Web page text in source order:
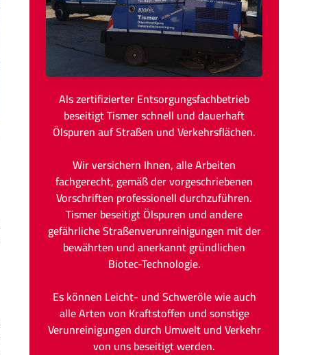
Als zertifizierter Entsorgungsfachbetrieb
beseitigt Tismer schnell und dauerhaft
Ölspuren auf Straßen und Verkehrsflächen.
Wir versichern Ihnen, alle Arbeiten
fachgerecht, gemäß der vorgeschriebenen
Vorschriften professionell durchzuführen.
Tismer beseitigt Ölspuren und andere
gefährliche Straßenverunreinigungen mit der
bewährten und anerkannt gründlichen
Biotec-Technologie.
Es können Leicht- und Schweröle wie auch
alle Arten von Kraftstoffen und sonstige
Verunreinigungen durch Umwelt und Verkehr
von uns beseitigt werden.